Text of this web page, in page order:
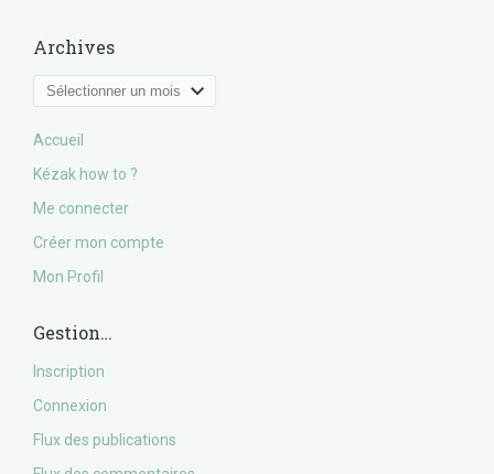
Archives
Archives
Accueil
Kézak how to ?
Me connecter
Créer mon compte
Mon Profil
Gestion…
Inscription
Connexion
Flux des publications